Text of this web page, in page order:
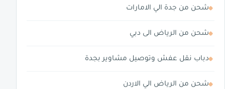
شحن من جدة الي الامارات
شحن من الرياض الى دبي
دباب نقل عفش وتوصيل مشاوير بجدة
شحن من الرياض الي الاردن